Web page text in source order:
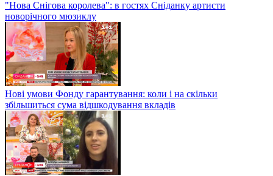
"Нова Снігова королева": в гостях Сніданку артисти
новорічного мюзиклу
Нові умови Фонду гарантування: коли і на скільки
збільшиться сума відшкодування вкладів